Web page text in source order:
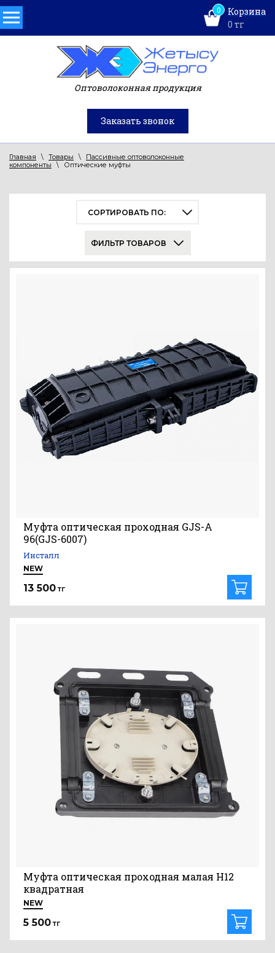
0
Корзина
0 тг
Оптоволоконная продукция
Заказать звонок
Главная \ Товары \
Пассивные оптоволоконные
компоненты
\ Оптические муфты
СОРТИРОВАТЬ ПО:
ФИЛЬТР ТОВАРОВ
Муфта оптическая проходная GJS-A
96(GJS-6007)
Инсталл
NEW
13 500тг
Муфта оптическая проходная малая H12
квадратная
NEW
5 500тг